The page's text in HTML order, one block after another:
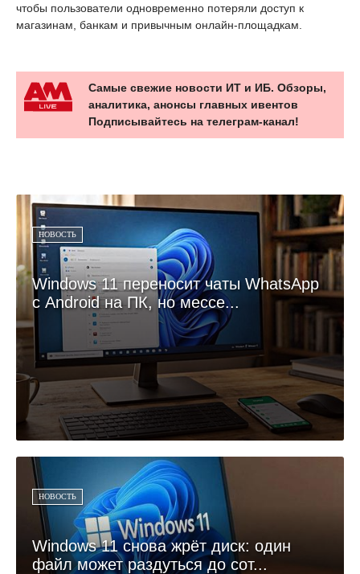
чтобы пользователи одновременно потеряли доступ к
магазинам, банкам и привычным онлайн-площадкам.
Самые свежие новости ИТ и ИБ. Обзоры,
аналитика, анонсы главных ивентов
Подписывайтесь на телеграм-канал!
НОВОСТЬ
Windows 11 переносит чаты WhatsApp
с Android на ПК, но мессе...
НОВОСТЬ
Windows 11 снова жрёт диск: один
файл может раздуться до сот...